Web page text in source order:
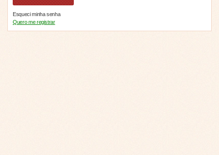
Esqueci minha senha
Quero me registrar